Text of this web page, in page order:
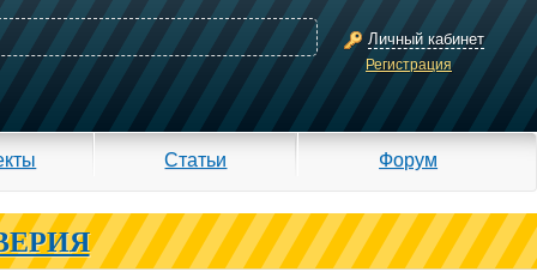
Личный кабинет
Регистрация
Статьи Форум